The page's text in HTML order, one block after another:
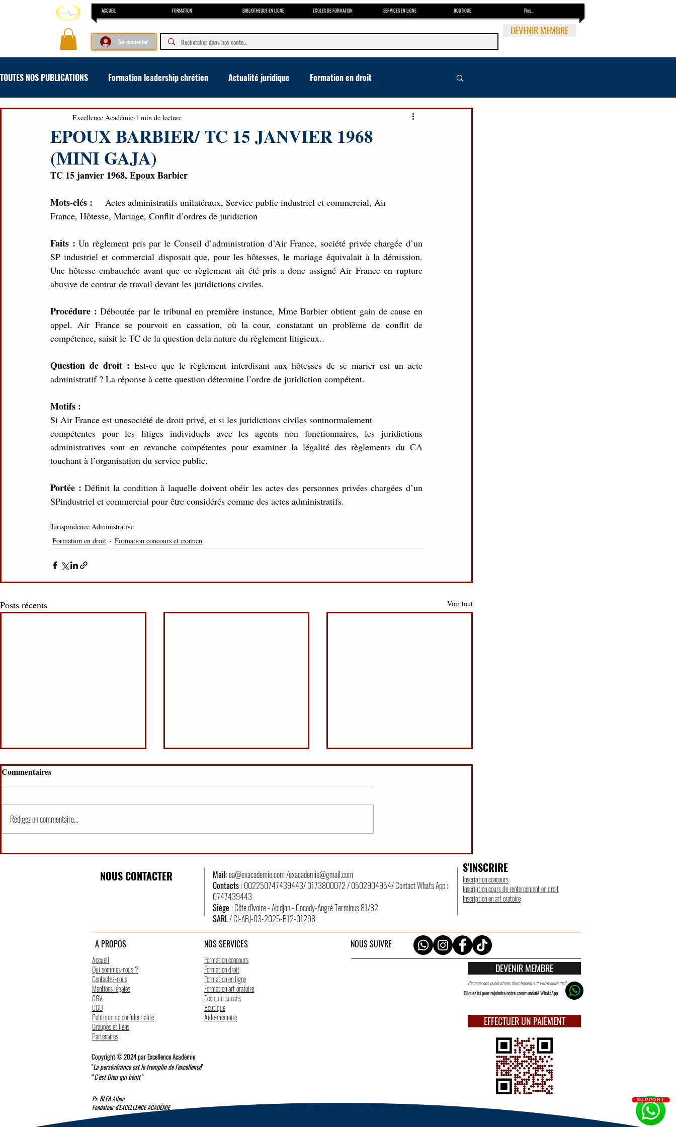
ACCUEIL FORMATION BIBLIOTHEQUE EN LIGNE ECOLES DE FORMATION SERVICES EN LIGNE BOUTIQUE Plus...
Se connecter
DEVENIR MEMBRE
TOUTES NOS PUBLICATIONS Formation leadership chrétien Actualité juridique Formation en droit
Formation concours et examen Formation en art oratoire
EPOUX BARBIER/ TC 15 JANVIER 1968
(MINI GAJA)
Excellence Académie 1 min de lecture
TC 15 janvier 1968, Epoux Barbier
Mots-clés : Actes administratifs unilatéraux, Service public industriel et commercial, Air
France, Hôtesse, Mariage, Conflit d’ordres de juridiction
Faits : Un règlement pris par le Conseil d’administration d’Air France, société privée chargée d’un
SP industriel et commercial disposait que, pour les hôtesses, le mariage équivalait à la démission.
Une hôtesse embauchée avant que ce règlement ait été pris a donc assigné Air France en rupture
abusive de contrat de travail devant les juridictions civiles.
Procédure : Déboutée par le tribunal en première instance, Mme Barbier obtient gain de cause en
appel. Air France se pourvoit en cassation, où la cour, constatant un problème de conflit de
compétence, saisit le TC de la question dela nature du règlement litigieux..
Question de droit : Est-ce que le règlement interdisant aux hôtesses de se marier est un acte
administratif ? La réponse à cette question détermine l’ordre de juridiction compétent.
Motifs :
Si Air France est unesociété de droit privé, et si les juridictions civiles sontnormalement
compétentes pour les litiges individuels avec les agents non fonctionnaires, les juridictions
administratives sont en revanche compétentes pour examiner la légalité des règlements du CA
touchant à l’organisation du service public.
Portée : Définit la condition à laquelle doivent obéir les actes des personnes privées chargées d’un
SPindustriel et commercial pour être considérés comme des actes administratifs.
Jurisprudence Administrative
Formation en droit
Formation concours et examen
Posts récents Voir tout
CONTRAT/PARTIE 3
Commentaires
Rédigez un commentaire...
NOUS CONTACTER Mail:ea@exacademie.com/exacademie@gmail.com
Contacts : 002250747439443/ 0173800072 / 0502904954/ Contact What's App :
0747439443
Siège : Côte d'Ivoire - Abidjan - Cocody-Angré Terminus 81/82
SARL/ CI-ABJ-03-2025-B12-01298
S'INSCRIRE
Inscription concours
Inscription cours de renforcement en droit
Inscription en art oratoire
A PROPOS
Accueil
Qui sommes-nous ?
Contactez-nous
Mentions légales
CGV
CGU
Politique de confidentialité
Groupes et liens
Partenaires
NOS SERVICES
Formation concours
Formation droit
Formation en ligne
Formation art oratoire
Ecole du succès
Boutique
Aide-mémoire
Copyright© 2024 par Excellence Académie
"La persévérance est le tremplin de l'excellence"
“C'est Dieu qui bénit"
Pr. BLEA Alban
Fondateur d'EXCELLENCE ACADÉMIE
NOUS SUIVRE
DEVENIR MEMBRE
Recevez nos publications directement sur votre boite mail
Cliquez ici pour rejoindre notre communauté WhatsApp
EFFECTUER UN PAIEMENT
SUPPORT